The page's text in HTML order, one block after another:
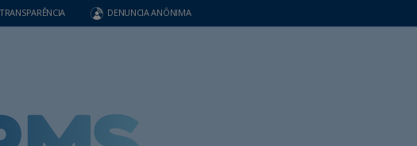
TRANSPARÊNCIA DENUNCIA ANÔNIMA